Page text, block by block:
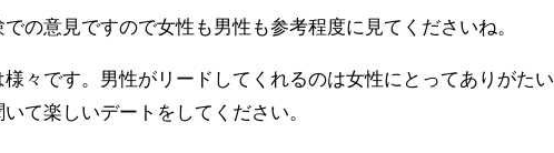
の意見ですので女性も男性も参考程度に見てくださいね。
々です。男性がリードしてくれるのは女性にとってありがたい
て楽しいデートをしてください。